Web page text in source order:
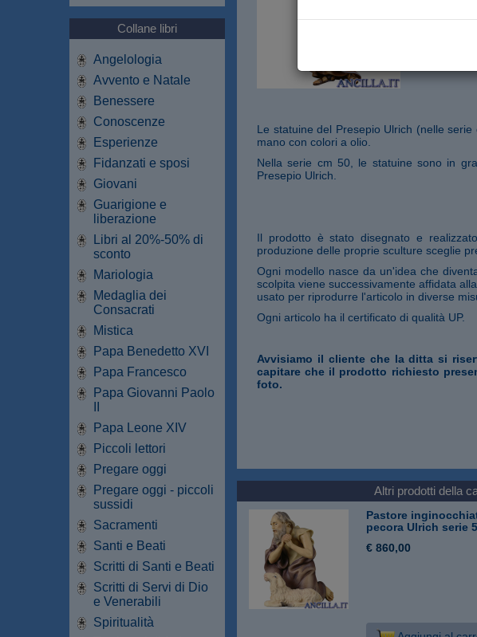
Collane libri
Angelologia
Avvento e Natale
Benessere
Conoscenze
Esperienze
Fidanzati e sposi
Giovani
Guarigione e
liberazione
Libri al 20%-50% di
sconto
Mariologia
Medaglia dei
Consacrati
Mistica
Papa Benedetto XVI
Papa Francesco
Papa Giovanni Paolo
Papa Leone XIV
Piccoli lettori
Pregare oggi
Pregare oggi - piccoli
sussidi
Sacramenti
Santi e Beati
Scritti di Santi e Beati
Scritti di Servi di Dio
e Venerabili
Spiritualità
Le statuine del Presepio Ulrich (nelle
mano con colori a olio.
Nella serie cm 50, le statuine sono in
Presepio Ulrich.
Il prodotto è stato disegnato e
produzione delle proprie sculture sceglie
Ogni modello nasce da un'idea che
scolpita viene successivamente affidata
usato per riprodurre l'articolo in diverse
Ogni articolo ha il certificato di qualità UP.
Avvisiamo il cliente che la ditta si
capitare che il prodotto richiesto
foto.
Altri prodotti della
Pastore
pecora Ulrich serie
€ 860,00